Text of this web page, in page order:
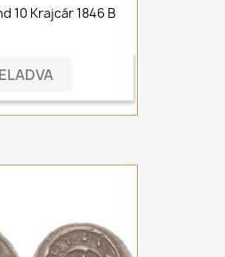
10 Krajcár 1846 B
ELADVA